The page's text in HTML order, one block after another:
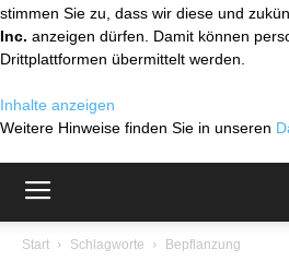
stimmen Sie zu, dass wir diese und
Inc. anzeigen dürfen. Damit können
Drittplattformen übermittelt werden.
Inhalte anzeigen
Weitere Hinweise finden Sie in unseren
Start Schlagworte Bepflanzung